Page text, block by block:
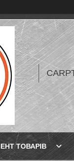
ТОВАРІВ